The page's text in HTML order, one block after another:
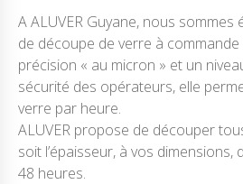
A ALUVER Guyane, nous sommes
de découpe de verre à
précision « au micron » et un
sécurité des opérateurs, elle
verre par heure.
ALUVER propose de découper
soit l’épaisseur, à vos dimensions,
48 heures.